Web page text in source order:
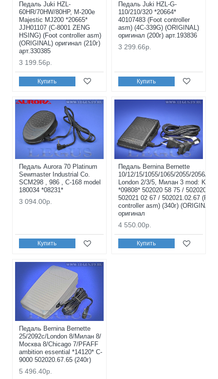
Педаль Juki HZL-
60HR/70HW/80HP, M-200e
Majestic MJ200 *20665*
JJH01107 (C-8001 ZENG
HSING) (Foot controller asm)
(ORIGINAL) оригинал (210г)
арт.330385
3 199.56р.
Купить
Педаль Juki HZL-G-
110/210/320 *20664*
40107483 (Foot controller
asm) (4C-339G) (ORIGINAL)
оригинал (200г) арт.193836
3 299.66р.
Купить
Педаль Aurora 70 Platinum
Sewmaster Industrial Co.
SCM298 , 986 , С-168 model
180034 *08231*
3 094.00р.
Купить
Педаль Bernina Bernette
10/12/15/1055/1065/2055/2056/55/
London 2/3/5, Милан 3 mod: KD-
*09808* 502020 58 75 /
502021 02 67 / 502021.02.67 (Foot
controller asm) (340г) (ORIGINAL)
оригинал
4 550.00р.
Купить
Педаль Bernina Bernette
25/2092с/London 8/Милан 8/
Москва 8/Chicago 7/PFAFF
ambition essential *14120* C-
9000 502020.67.65 (240г)
5 496.40р.